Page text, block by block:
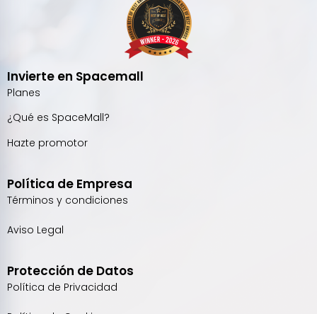
Invierte en Spacemall
Planes
¿Qué es SpaceMall?
Hazte promotor
Política de Empresa
Términos y condiciones
Aviso Legal
Protección de Datos
Política de Privacidad